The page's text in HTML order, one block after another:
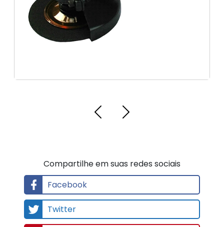
Compartilhe em suas redes sociais
Facebook
Twitter